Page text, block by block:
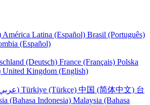
América Latina (Español) Brasil (Português)
(Español)
(Deutsch) France (Français) Polska
United Kingdom (English)
UAE (عربي) Türkiye (Türkçe) 中国 (简体中文) 台
(Bahasa Indonesia) Malaysia (Bahasa